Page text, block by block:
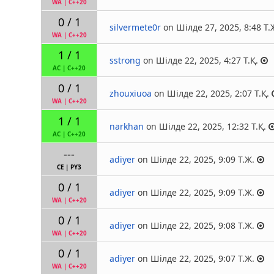
WA| C++20
0 / 1
WA| C++20
silvermete0r on Шілде 27, 2025, 8:48
1 / 1
AC |C++20
sstrong on Шілде 22, 2025, 4:27 Т.Қ.
0 / 1
WA| C++20
zhouxiuoa on Шілде 22, 2025, 2:07 Т.Қ.
1 / 1
AC |C++20
narkhan on Шілде 22, 2025, 12:32 Т.Қ.
---
CE |PY3
adiyer on Шілде 22, 2025, 9:09 Т.Ж.
0 / 1
WA| C++20
adiyer on Шілде 22, 2025, 9:09 Т.Ж.
0 / 1
WA| C++20
adiyer on Шілде 22, 2025, 9:08 Т.Ж.
0 / 1
WA| C++20
adiyer on Шілде 22, 2025, 9:07 Т.Ж.